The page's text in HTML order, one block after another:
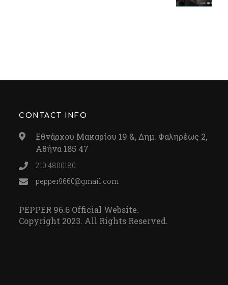
CONTACT INFO
Εθνάρχου Μακαρίου 19 &, Δημ. Φαληρέως 2,
Αθήνα 185 47
210 4800180
pepper9660@gmail.com
PEPPER 96.6 Official Website.
Copyright 2023. All Rights Reserved.